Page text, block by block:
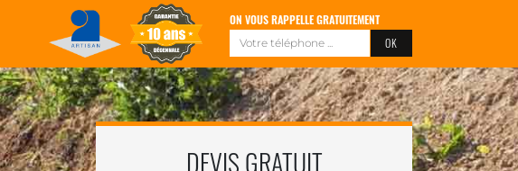
ON VOUS RAPPELLE GRATUITEMENT
DEVIS GRATUIT